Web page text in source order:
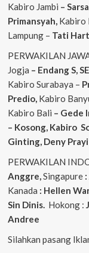
Kabiro Jambi –
Primansyah, Kabiro
Lampung – Tati
PERWAKILAN
Jogja – Endang S,
Kabiro Surabaya –
Predio, Kabiro
Kabiro Bali – Gede
– Kosong, Kabiro
Ginting, Deny
PERWAKILAN
Anggre,Singapure:
Kanada : Hellen
Sin Dinis. Hokong :
Andree
Silahkan pasang